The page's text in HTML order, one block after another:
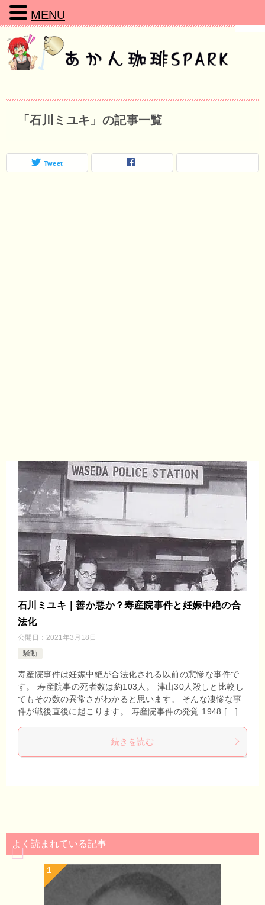
「石川ミユキ」の記事一覧
Tweet
石川ミユキ｜善か悪か？寿産院事件と妊娠中絶の合
法化
公開日： 2021年3月18日
騒動
寿産院事件は妊娠中絶が合法化される以前の悲惨な事件で
す。 寿産院事の死者数は約103人。 津山30人殺しと比較し
てもその数の異常さがわかると思います。 そんな凄惨な事
件が戦後直後に起こります。 寿産院事件の発覚 1948 […]
続きを読む
よく読まれている記事
MENU